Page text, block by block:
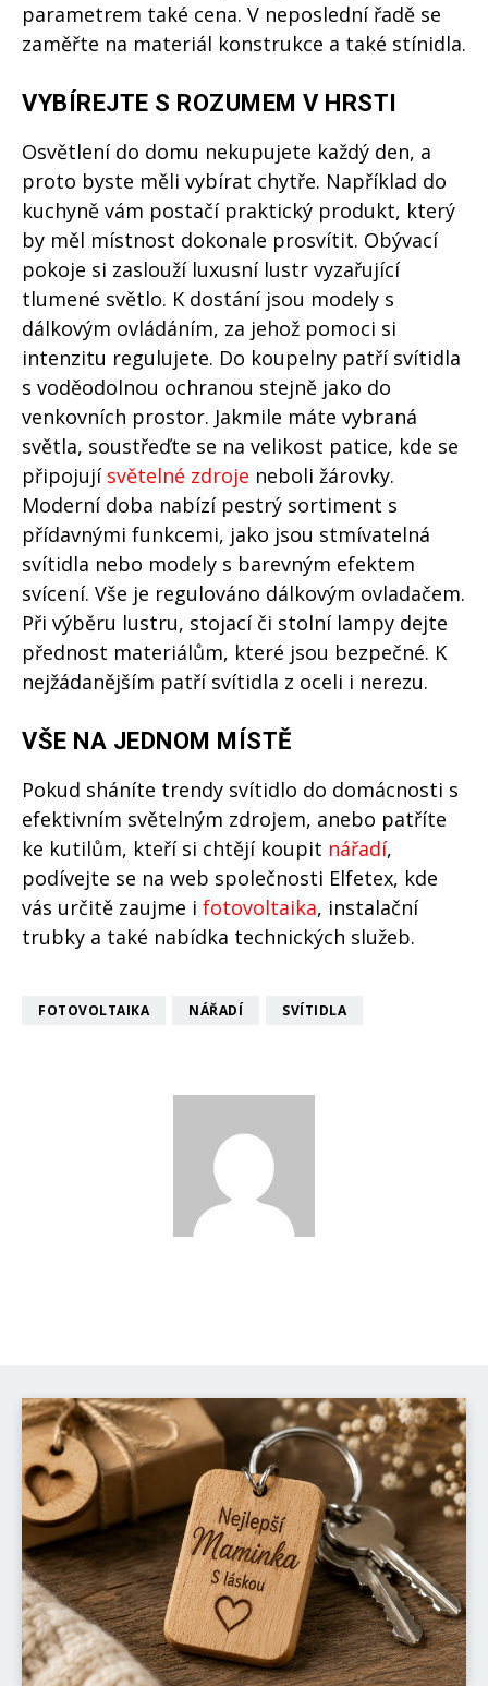
parametrem také cena. V neposlední řadě se
zaměřte na materiál konstrukce a také stínidla.
VYBÍREJTE S ROZUMEM V HRSTI
Osvětlení do domu nekupujete každý den, a
proto byste měli vybírat chytře. Například do
kuchyně vám postačí praktický produkt, který
by měl místnost dokonale prosvítit. Obývací
pokoje si zaslouží luxusní lustr vyzařující
tlumené světlo. K dostání jsou modely s
dálkovým ovládáním, za jehož pomoci si
intenzitu regulujete. Do koupelny patří svítidla
s voděodolnou ochranou stejně jako do
venkovních prostor. Jakmile máte vybraná
světla, soustřeďte se na velikost patice, kde se
připojují světelné zdroje neboli žárovky.
Moderní doba nabízí pestrý sortiment s
přídavnými funkcemi, jako jsou stmívatelná
svítidla nebo modely s barevným efektem
svícení. Vše je regulováno dálkovým ovladačem.
Při výběru lustru, stojací či stolní lampy dejte
přednost materiálům, které jsou bezpečné. K
nejžádanějším patří svítidla z oceli i nerezu.
VŠE NA JEDNOM MÍSTĚ
Pokud sháníte trendy svítidlo do domácnosti s
efektivním světelným zdrojem, anebo patříte
ke kutilům, kteří si chtějí koupit nářadí,
podívejte se na web společnosti Elfetex, kde
vás určitě zaujme i fotovoltaika, instalační
trubky a také nabídka technických služeb.
FOTOVOLTAIKA NÁŘADÍ SVÍTIDLA